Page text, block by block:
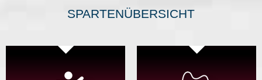
SPARTENÜBERSICHT